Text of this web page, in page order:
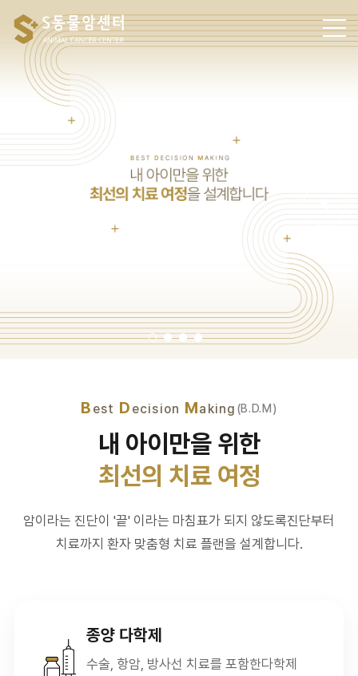
B est D ecision Making (B.D.M)
내 아이만을 위한
최선의 치료 여정
암이라는 진단이 '끝' 이라는 마침표가 되지 않도록진단부터
치료까지 환자 맞춤형 치료 플랜을 설계합니다.
종양 다학제
수술, 항암, 방사선 치료를 포함한다학제